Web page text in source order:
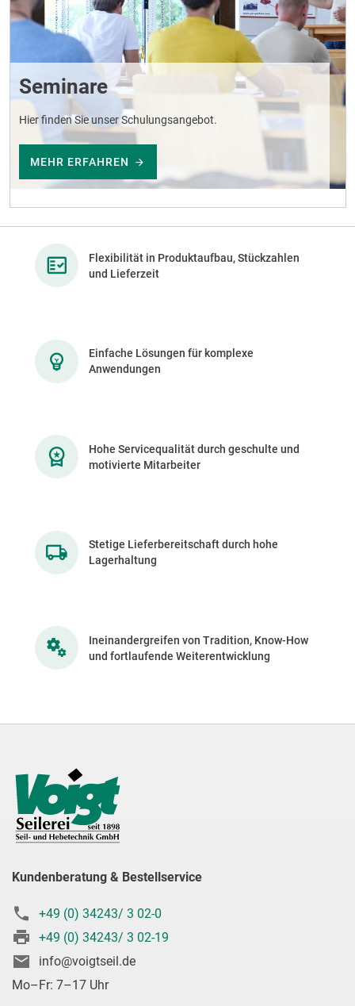
Seminare
Hier finden Sie unser Schulungsangebot.
MEHR ERFAHREN
Flexibilität in Produktaufbau, Stückzahlen
und Lieferzeit
Einfache Lösungen für komplexe
Anwendungen
Hohe Servicequalität durch geschulte und
motivierte Mitarbeiter
Stetige Lieferbereitschaft durch hohe
Lagerhaltung
Ineinandergreifen von Tradition, Know-How
und fortlaufende Weiterentwicklung
Kundenberatung & Bestellservice
+49 (0) 34243/ 3 02-0
+49 (0) 34243/ 3 02-19
info@voigtseil.de
Mo–Fr: 7–17 Uhr